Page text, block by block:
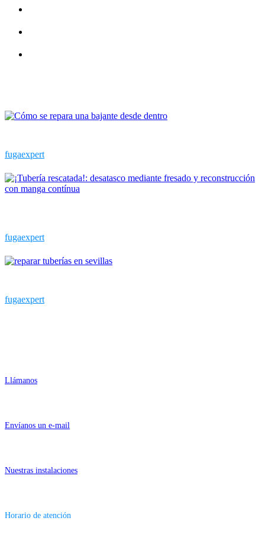
fugaexpert
fugaexpert
fugaexpert
Llámanos
Envíanos un e-mail
Nuestras instalaciones
Horario de atención